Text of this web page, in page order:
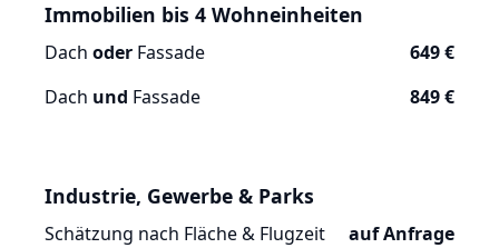
Immobilien bis 4 Wohneinheiten
Dach oder Fassade
649 €
Dach und Fassade 849 €
Industrie, Gewerbe & Parks
Schätzung nach Fläche & Flugzeit auf Anfrage